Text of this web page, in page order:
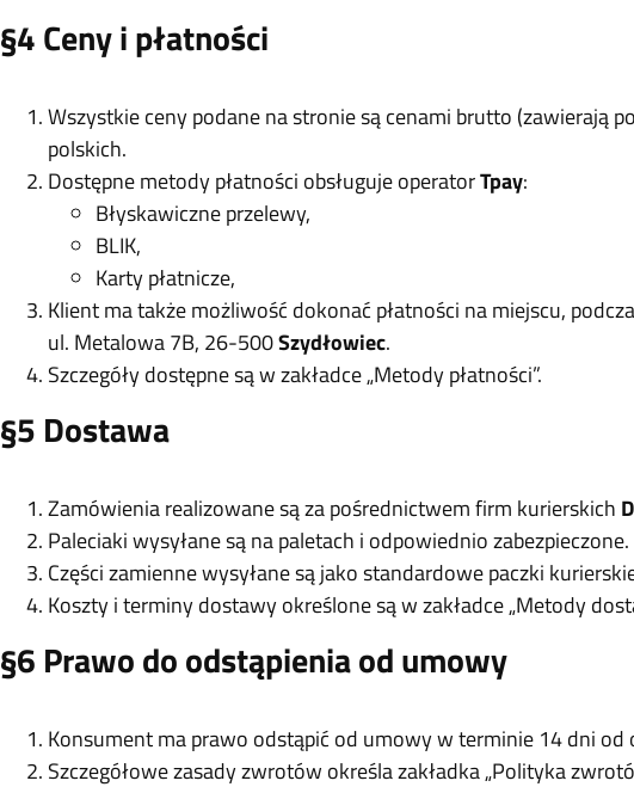
§4 Ceny i płatności
Wszystkie ceny podane na stronie są cenami brutto (zawierają
polskich.
Dostępne metody płatności obsługuje operatorTpay:
Błyskawiczne przelewy,
BLIK,
Karty płatnicze,
Klient ma także możliwość dokonać płatności na miejscu,
ul. Metalowa 7B, 26-500Szydłowiec.
Szczegóły dostępne są w zakładce „Metody płatności”.
§5 Dostawa
Zamówienia realizowane są za pośrednictwem firm kurierskich
Paleciaki wysyłane są na paletach i odpowiednio zabezpieczone.
Części zamienne wysyłane są jako standardowe paczki
Koszty i terminy dostawy określone są w zakładce „Metody
§6 Prawo do odstąpienia od umowy
Konsument ma prawo odstąpić od umowy w terminie 14 dni
Szczegółowe zasady zwrotów określa zakładka „Polityka